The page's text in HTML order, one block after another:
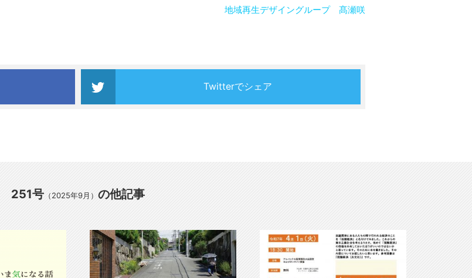
地域再生デザイングループ 髙瀬咲
Twitterでシェア
251号 （2025年9月） の他記事